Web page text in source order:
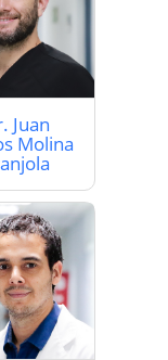
Juan
Molina